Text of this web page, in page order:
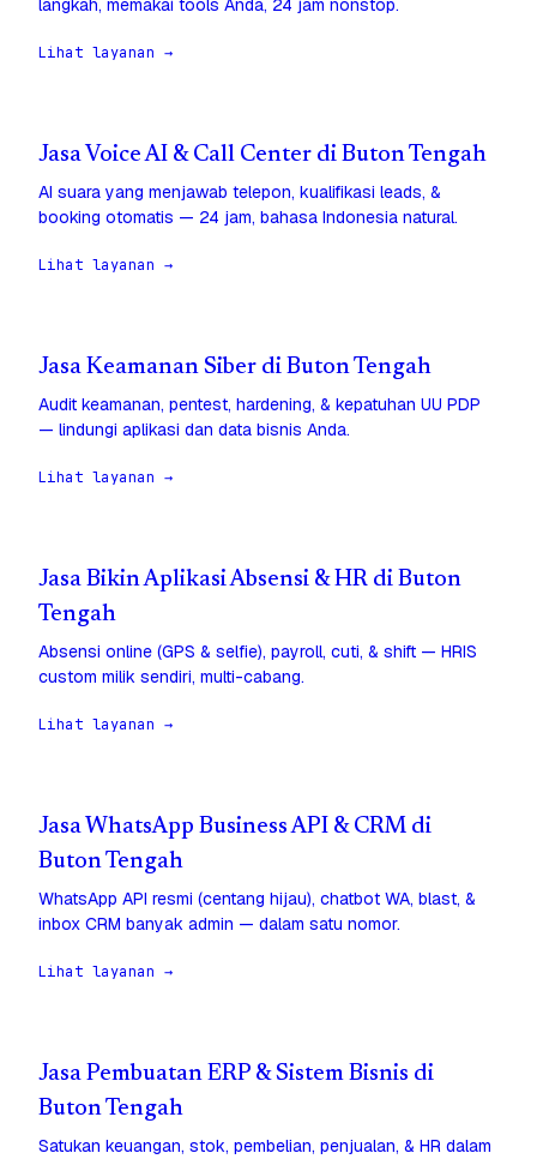
langkah, memakai tools Anda, 24 jam nonstop.
Lihat layanan →
Jasa Voice AI & Call Center di Buton Tengah
AI suara yang menjawab telepon, kualifikasi leads, &
booking otomatis — 24 jam, bahasa Indonesia natural.
Lihat layanan →
Jasa Keamanan Siber di Buton Tengah
Audit keamanan, pentest, hardening, & kepatuhan UU PDP
— lindungi aplikasi dan data bisnis Anda.
Lihat layanan →
Jasa Bikin Aplikasi Absensi & HR di Buton
Tengah
Absensi online (GPS & selfie), payroll, cuti, & shift — HRIS
custom milik sendiri, multi-cabang.
Lihat layanan →
Jasa WhatsApp Business API & CRM di
Buton Tengah
WhatsApp API resmi (centang hijau), chatbot WA, blast, &
inbox CRM banyak admin — dalam satu nomor.
Lihat layanan →
Jasa Pembuatan ERP & Sistem Bisnis di
Buton Tengah
Satukan keuangan, stok, pembelian, penjualan, & HR dalam